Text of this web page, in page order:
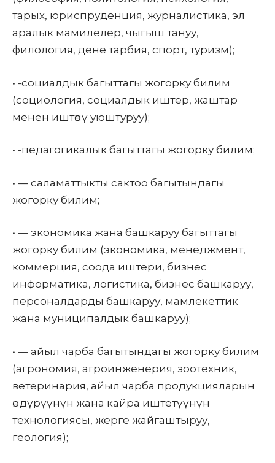
тарых, юриспруденция, журналистика, эл
аралык мамилелер, чыгыш тануу,
филология, дене тарбия, спорт, туризм);
• -социалдык багыттагы жогорку билим
(социология, социалдык иштер, жаштар
менен иштөөнү уюштуруу);
• -педагогикалык багыттагы жогорку билим;
• — саламаттыкты сактоо багытындагы
жогорку билим;
• — экономика жана башкаруу багыттагы
жогорку билим (экономика, менеджмент,
коммерция, соода иштери, бизнес
информатика, логистика, бизнес башкаруу,
персоналдарды башкаруу, мамлекеттик
жана муниципалдык башкаруу);
• — айыл чарба багытындагы жогорку билим
(агрономия, агроинженерия, зоотехник,
ветеринария, айыл чарба продукцияларын
өндүрүүнүн жана кайра иштетүүнүн
технологиясы, жерге жайгаштыруу,
геология);